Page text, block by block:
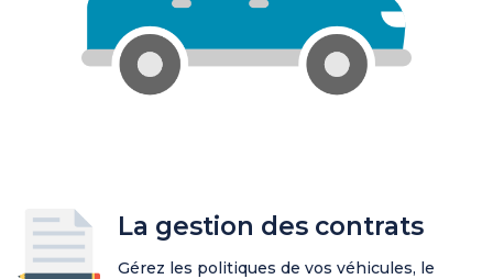
La gestion des contrats
Gérez les politiques de vos véhicules, le